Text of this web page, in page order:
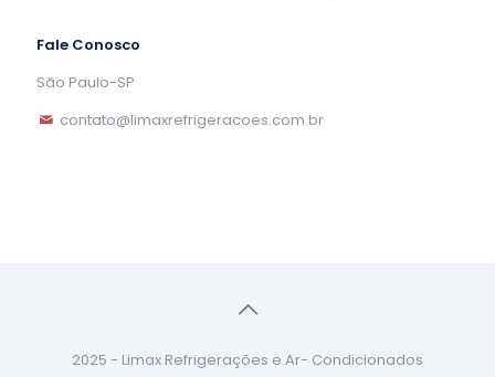
Fale Conosco
São Paulo-SP
contato@limaxrefrigeracoes.com.br
2025 - Limax Refrigerações e Ar- Condicionados